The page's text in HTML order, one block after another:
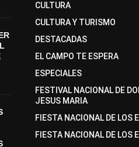
CULTURA
CULTURA Y TURISMO
DESTACADAS
EL CAMPO TE ESPERA
ESPECIALES
FESTIVAL NACIONAL DE
JESUS MARIA
FIESTA NACIONAL DE LOS
FIESTA NACIONAL DE LOS